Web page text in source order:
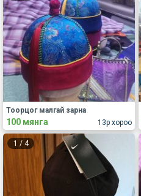
13р хороо
Тоорцог малгай зарна
100 мянга
1 / 4